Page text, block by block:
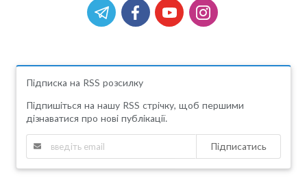
Підписка на RSS розсилку
Підпишіться на нашу RSS стрічку, щоб першими
дізнаватися про нові публікації.
Підписатись